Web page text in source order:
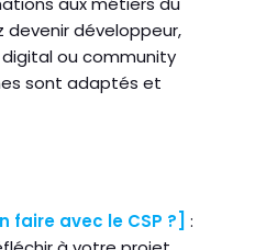
devenir développeur,
ou community
sont adaptés et
avec le CSP ?]
: